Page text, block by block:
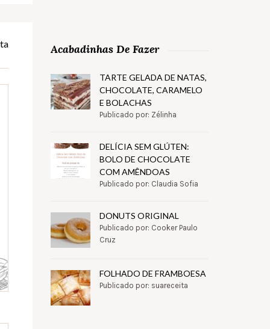
Acabadinhas De Fazer
TARTE GELADA DE NATAS,
CHOCOLATE, CARAMELO
E BOLACHAS
Publicado por: Zélinha
DELÍCIA SEM GLÚTEN:
BOLO DE CHOCOLATE
COM AMÊNDOAS
Publicado por: Claudia Sofia
DONUTS ORIGINAL
Publicado por: Cooker Paulo
Cruz
FOLHADO DE FRAMBOESA
Publicado por: suareceita